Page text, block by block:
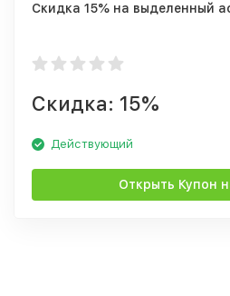
Скидка 15% на выделенный
Скидка: 15%
Действующий
Открыть Купон